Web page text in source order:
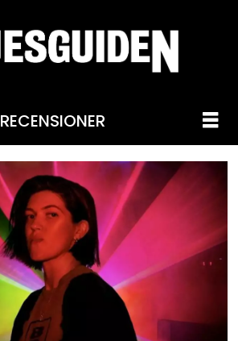
RECENSIONER